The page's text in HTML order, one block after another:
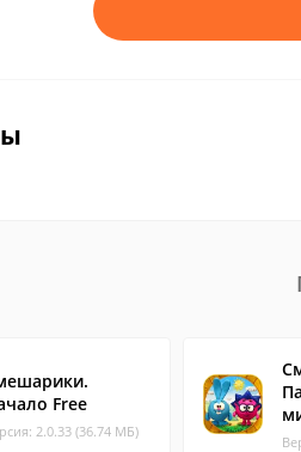
Free
2.0.33 (36.74 МБ)